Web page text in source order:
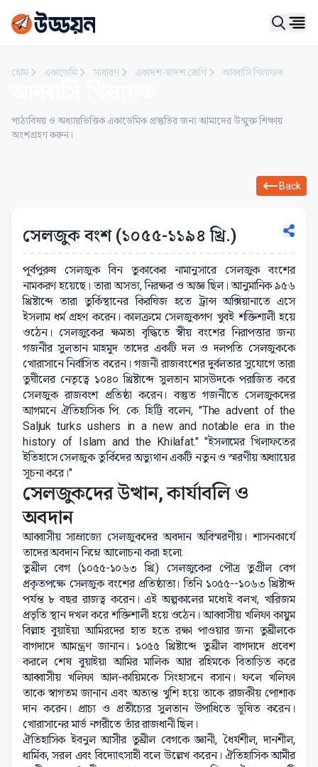
হোম একাডেমি সাধারণ একাদশ-দ্বাদশ শ্রেণি আব্বাসি খিলাফত
পাঠ্যবিষয় ও অধ্যায়ভিত্তিক একাডেমিক প্রস্তুতির জন্য আমাদের উন্মুক্ত শিক্ষায়
অংশগ্রহণ করুন।
Back
সেলজুক বংশ (১০৫৫-১১৯৪ খ্রি.)
পূর্বপুরুষ সেলজুক বিন তুকাকের নামানুসারে সেলজুক বংশের
নামকরণ হয়েছে। তারা অসভ্য, নিরক্ষর ও অজ্ঞ ছিল। আনুমানিক ৯৫৬
খ্রিষ্টাব্দে তারা তুর্কিস্থানের কিরঘিজ হতে ট্রান্স অক্সিয়ানাতে এসে
ইসলাম ধর্ম গ্রহণ করেন। কালক্রমে সেলজুকগণ খুবই শক্তিশালী হয়ে
ওঠেন। সেলজুকের ক্ষমতা বৃদ্ধিতে স্বীয় বংশের নিরাপত্তার জন্য
গজনীর সুলতান মাহমুদ তাদের একটি দল ও দলপতি সেলজুককে
খোরাসানে নির্বাসিত করেন। গজনী রাজবংশের দুর্বলতার সুযোগে তারা
তুঘীলের নেতৃত্বে ১০৪০ খ্রিষ্টাব্দে সুলতান মাসউদকে পরাজিত করে
সেলজুক রাজবংশ প্রতিষ্ঠা করেন। বস্তুত গজনীতে সেলজুকদের
আগমনে ঐতিহাসিক পি. কে. হিট্টি বলেন, "The advent of the
Saljuk turks ushers in a new and notable era in the
history of Islam and the Khilafat." "ইসলামের খিলাফতের
ইতিহাসে সেলজুক তুর্কিদের অভ্যুথান একটি নতুন ও স্মরণীয় অধ্যায়ের
সূচনা করে।"
সেলজুকদের উত্থান, কার্যাবলি ও
অবদান
আব্বাসীয় সাম্রাজ্যে সেলজুকদের অবদান অবিস্মরণীয়। শাসনকার্যে
তাদের অবদান নিম্নে আলোচনা করা হলো:
তুঘ্রীল বেগ (১০৫৫-১০৬৩ খ্রি.) সেলজুকের পৌত্র তুগ্রীল বেগ
প্রকৃতপক্ষে সেলজুক বংশের প্রতিষ্ঠাতা। তিনি ১০৫৫--১০৬৩ খ্রিষ্টাব্দ
পর্যন্ত ৮ বছর রাজত্ব করেন। এই অল্পকালের মধ্যেই বলখ, খারিজম
প্রভৃতি স্থান দখল করে শক্তিশালী হয়ে ওঠেন। আব্বাসীয় খলিফা কায়ুম
বিল্লাহ বুয়াইয়া আমিরদের হাত হতে রক্ষা পাওয়ার জন্য তুঘ্রীলকে
বাগদাদে আমন্ত্রণ জানান। ১০৫৫ খ্রিষ্টাব্দে তুঘ্রীল বাগদাদে প্রবেশ
করলে শেষ বুয়াইয়া আমির মালিক আর রহিমকে বিতাড়িত করে
আব্বাসীয় খলিফা আল-কায়িমকে সিংহাসনে বসান। ফলে খলিফা
তাকে স্বাগতম জানান এবং অত্যন্ত খুশি হয়ে তাকে রাজকীয় পোশাক
দান করেন। প্রাচ্য ও প্রতীচ্যের সুলতান উপাধিতে ভূষিত করেন।
খোরাসানের মার্ভ নগরীতে তাঁর রাজধানী ছিল।
ঐতিহাসিক ইবনুল আসীর তুঘ্রীল বেগকে জ্ঞানী, ধৈর্যশীল, দানশীল,
ধার্মিক, সরল এবং বিদ্যোৎসাহী বলে উল্লেখ করেন। ঐতিহাসিক আমীর